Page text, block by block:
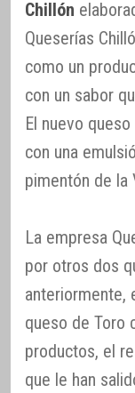
Chillón
Queserías
como un
con un sabor
El nuevo
con una
pimentón de la
La empresa
por otros dos
anteriormente,
queso de Toro
productos, el
que le han